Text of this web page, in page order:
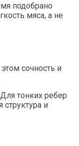
подобрано
мяса, а не
сочность и
тонких ребер
и